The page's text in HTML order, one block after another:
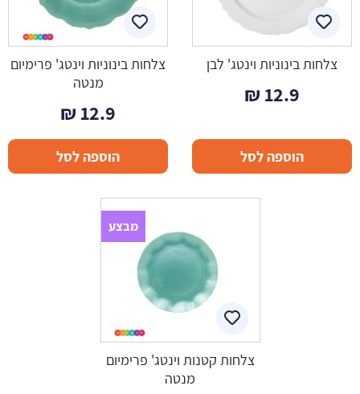
צלחות בינוניות וינטג' לבן
12.9
₪
הוספה לסל
צלחות בינוניות וינטג' פרימיום
מנטה
12.9
₪
הוספה לסל
מבצע
צלחות קטנות וינטג' פרימיום
מנטה